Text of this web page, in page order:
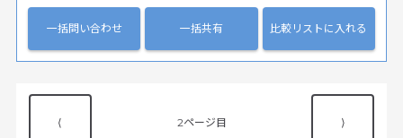
一括問い合わせ 一括共有 比較リストに入れる
⟨ 2 ⟩